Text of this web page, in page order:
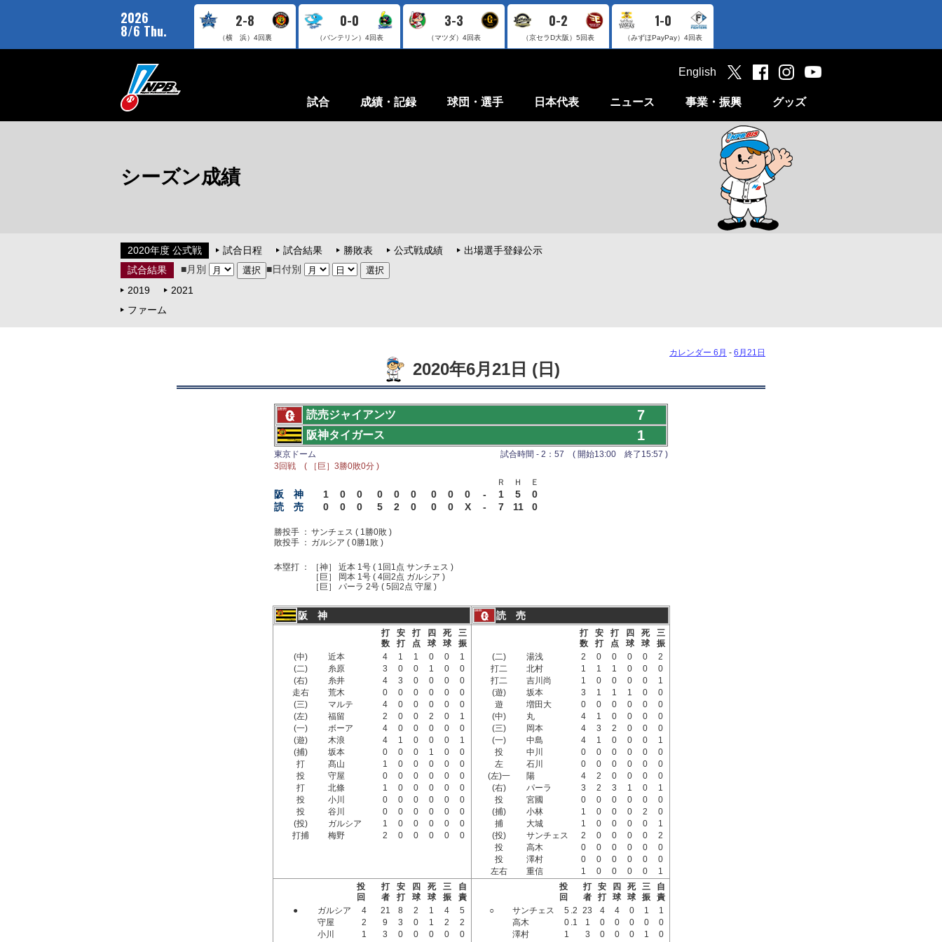
2026
8/6 Thu.
2-8
（横 浜） 4回裏
0-0
（バンテリン） 4回表
3-3
（マツダ） 4回表
0-2
（京セラD大阪） 5回表
1-0
（みずほPayPay） 4回表
試合 成績・記録 球団・選手 日本代表 ニュース 事業・振興 グッズ
English
シーズン成績
2020年度 公式戦 試合日程 試合結果 勝敗表 公式戦成績
出場選手登録公示
試合結果
■月別
■日付別
2019
2021
ファーム
カレンダー 6月 - 6月21日
2020年6月21日 (日)
読売ジャイアンツ 7
阪神タイガース 1
東京ドーム
試合時間 - 2：57 ( 開始13:00 終了15:57 )
3回戦 ( ［巨］3勝0敗0分 )
Ｒ
Ｈ Ｅ
阪 神 1 0 0 0 0 0 0 0 0 - 1 5
0
読 売
0 0 0 5 2 0 0 0 X - 7 11 0
勝投手 ： サンチェス ( 1勝0敗 )
敗投手 ： ガルシア ( 0勝1敗 )
本塁打 ：
［神］ 近本 1号 ( 1回1点 サンチェス )
［巨］ 岡本 1号 ( 4回2点 ガルシア )
［巨］ パーラ 2号 ( 5回2点 守屋 )
阪 神 読 売
打
数
安
打
打
点
四
球
死
球
三
振
(中)
近本 4 1 1 0 0
1
(二)
糸原 3 0 0 1 0
0
(右)
糸井 4 3 0 0 0
0
走右
荒木 0 0 0 0 0
0
(三)
マルテ 4 0 0 0 0
0
(左)
福留 2 0 0 2 0
1
(一)
ボーア 4 0 0 0 0
0
(遊)
木浪 4 1 0 0 0
1
(捕)
坂本 0 0 0 1 0
0
打
髙山 1 0 0 0 0
0
投
守屋 0 0 0 0 0
0
打
北條 1 0 0 0 0
0
投
小川 0 0 0 0 0
0
投
谷川 0 0 0 0 0
0
(投)
ガルシア 1 0 0 0 0
0
打捕
梅野 2 0 0 0 0 0
打
数
安
打
打
点
四
球
死
球
三
振
(二)
湯浅 2 0 0 0 0
2
打二
北村 1 1 1 0 0
0
打二
吉川尚 1 0 0 0 0
1
(遊)
坂本 3 1 1 1 0
0
遊
増田大 0 0 0 0 0
0
(中)
丸 4 1 0 0 0
0
(三)
岡本 4 3 2 0 0
0
(一)
中島 4 1 0 0 0
1
投
中川 0 0 0 0 0
0
左
石川 0 0 0 0 0
0
(左)一
陽 4 2 0 0 0
0
(右)
パーラ 3 2 3 1 0
1
投
宮國 0 0 0 0 0
0
(捕)
小林 1 0 0 0 2
0
捕
大城 1 0 0 0 0
1
(投)
サンチェス 2 0 0 0 0
2
投
高木 0 0 0 0 0
0
投
澤村 0 0 0 0 0
0
左右
重信 1 0 0 0 0
1
投
回
打
者
安
打
四
球
死
球
三
振
自
責
●
ガルシア 4 21 8 2 1 4
5
守屋
2 9 3 0 1 2
2
小川
1 3 0 0 0 0
0
投
回
打
者
安
打
四
球
死
球
三
振
自
責
○
サンチェス 5 .2 23 4 4 0 1
1
高木
0 .1 1 0 0 0 0
0
澤村
1 3 0 0 0 1
0